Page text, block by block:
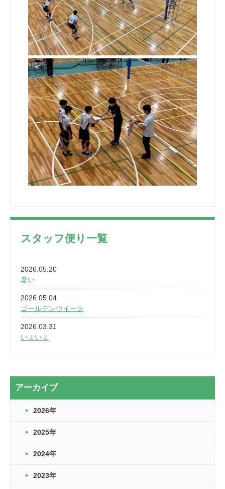
スタッフ便り一覧
2026.05.20
暑い
2026.05.04
ゴールデンウイーク
2026.03.31
いよいよ
2026.03.20
なぎなた
2026.03.16
車いすバスケとRくんのお話
卒業・卒園の季節★
アーカイブ
2026年
2025年
2024年
2023年